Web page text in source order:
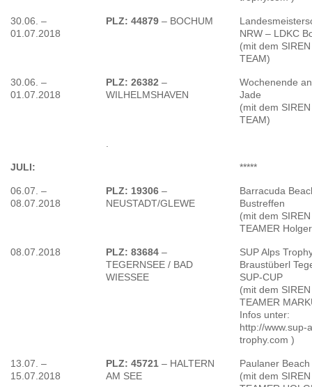
30.06. –
01.07.2018
PLZ: 44879 – BOCHUM
NRW – LDKC
(mit dem SIREN
TEAM)
30.06. –
01.07.2018
PLZ: 26382 –
WILHELMSHAVEN
Wochenende
Jade
(mit dem SIREN
TEAM)
JULI: *****
06.07. –
08.07.2018
PLZ: 19306 –
NEUSTADT/GLEWE
Barracuda
Bustreffen
(mit dem SIREN
TEAMER
08.07.2018 PLZ: 83684 –
TEGERNSEE / BAD
WIESSEE
SUP Alps
Braustüberl
SUP-CUP
(mit dem SIREN
TEAMER
Infos unter:
http://www.sup-
trophy.com )
13.07. –
15.07.2018
PLZ: 45721 – HALTERN
AM SEE
Paulaner
(mit dem SIREN